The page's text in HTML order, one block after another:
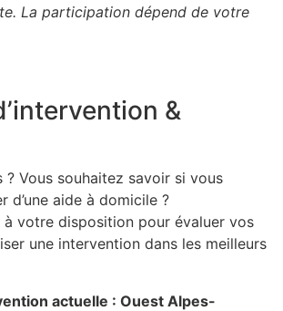
La participation dépend de votre
&
? Vous souhaitez savoir si vous
d’une aide à domicile ?
votre disposition pour évaluer vos
une intervention dans les meilleurs
actuelle : Ouest Alpes-